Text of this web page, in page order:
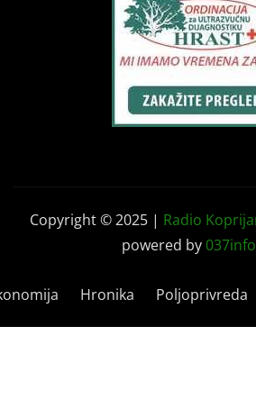
Copyright © 2025 | Radio
powered by
Hronika Poljoprivreda